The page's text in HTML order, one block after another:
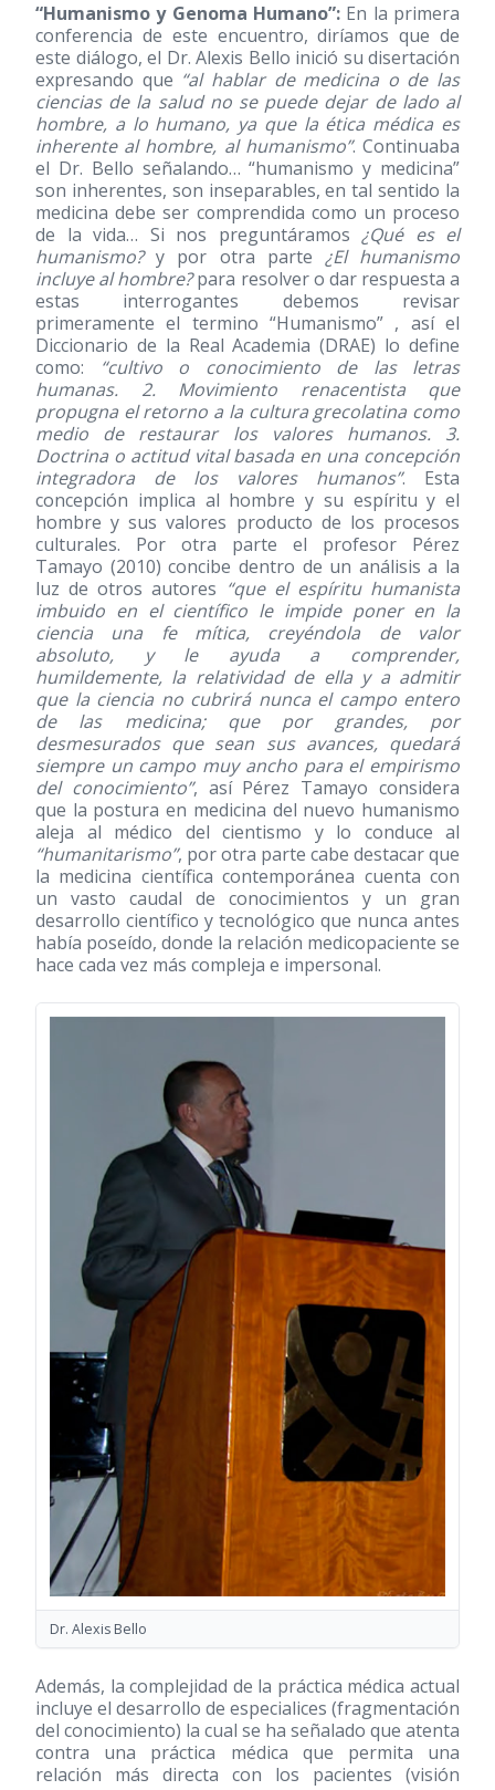
“Humanismo y Genoma Humano”: En la primera
conferencia de este encuentro, diríamos que de
este diálogo, el Dr. Alexis Bello inició su disertación
expresando que “al hablar de medicina o de las
ciencias de la salud no se puede dejar de lado al
hombre, a lo humano, ya que la ética médica es
inherente al hombre, al humanismo”. Continuaba
el Dr. Bello señalando… “humanismo y medicina”
son inherentes, son inseparables, en tal sentido la
medicina debe ser comprendida como un proceso
de la vida… Si nos preguntáramos ¿Qué es el
humanismo?y por otra parte ¿El humanismo
incluye al hombre?para resolver o dar respuesta a
estas interrogantes debemos revisar
primeramente el termino “Humanismo” , así el
Diccionario de la Real Academia (DRAE) lo define
como:
“cultivo o conocimiento de las letras
humanas. 2. Movimiento renacentista que
propugna el retorno a la cultura grecolatina como
medio de restaurar los valores humanos. 3.
Doctrina o actitud vital basada en una concepción
integradora de los valores humanos”. Esta
concepción implica al hombre y su espíritu y el
hombre y sus valores producto de los procesos
culturales. Por otra parte el profesor Pérez
Tamayo (2010) concibe dentro de un análisis a la
luz de otros autores “que el espíritu humanista
imbuido en el científico le impide poner en la
ciencia una fe mítica, creyéndola de valor
absoluto, y le ayuda a comprender,
humildemente, la relatividad de ella y a admitir
que la ciencia no cubrirá nunca el campo entero
de las medicina; que por grandes, por
desmesurados que sean sus avances, quedará
siempre un campo muy ancho para el empirismo
del conocimiento”, así Pérez Tamayo considera
que la postura en medicina del nuevo humanismo
aleja al médico del cientismo y lo conduce al
“humanitarismo”, por otra parte cabe destacar que
la medicina científica contemporánea cuenta con
un vasto caudal de conocimientos y un gran
desarrollo científico y tecnológico que nunca antes
había poseído, donde la relación medicopaciente se
hace cada vez más compleja e impersonal.
Dr. Alexis Bello
Además, la complejidad de la práctica médica actual
incluye el desarrollo de especialices (fragmentación
del conocimiento) la cual se ha señalado que atenta
contra una práctica médica que permita una
relación más directa con los pacientes (visión